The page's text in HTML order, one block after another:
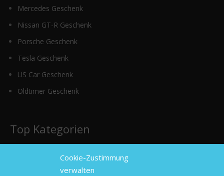
Cookie-Zustimmung
verwalten
Mercedes Geschenk
Nissan GT-R Geschenk
Porsche Geschenk
Tesla Geschenk
US Car Geschenk
Oldtimer Geschenk
Top Kategorien
Sportwagen mieten